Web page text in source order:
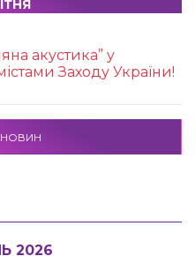
акустика” у
Заходу України!
НОВИН
2026